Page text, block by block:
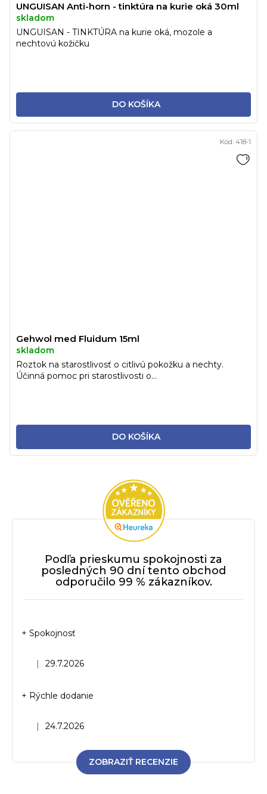
UNGUISAN Anti-horn - tinktúra na kurie oká 30ml
skladom
DO KOŠÍKA
UNGUISAN - TINKTÚRA na kurie oká, mozole a
nechtovú kožičku
Gehwol med Fluidum 15ml
skladom
DO KOŠÍKA
Roztok na starostlivosť o citlivú pokožku a nechty.
Účinná pomoc pri starostlivosti o...
Kód: 418-1
Podľa prieskumu spokojnosti za
posledných 90 dní tento obchod
odporučilo 99 % zákazníkov.
Hodnotenie obchodu je 5 z 5 hviezdičiek.
| 29.7.2026
+ Spokojnosť
Hodnotenie obchodu je 5 z 5 hviezdičiek.
| 24.7.2026
+ Rýchle dodanie
ZOBRAZIŤ RECENZIE